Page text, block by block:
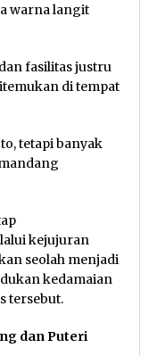
warna langit
fasilitas justru
di tempat
tetapi banyak
kejujuran
seolah menjadi
kedamaian
tersebut.
dan Puteri